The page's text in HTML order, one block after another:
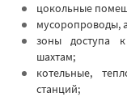
цокольные
мусоропроводы,
зоны доступа
шахтам;
котельные,
станций;